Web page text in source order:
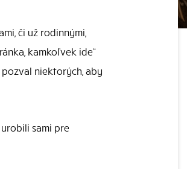
či už rodinnými,
kamkoľvek ide“
pozval niektorých, aby
sami pre